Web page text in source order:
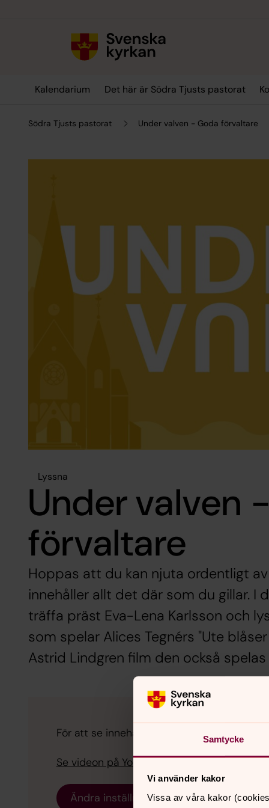
Samtycke
Vi använder kakor
Vissa av våra kakor
Kalendarium Det här är Södra Tjusts pastorat
Södra Tjusts pastorat Under valven - Goda förvaltare
Lyssna
Under valven
förvaltare
Hoppas att du kan njuta ordentligt
innehåller allt det där som du gillar. I
träffa präst Eva-Lena Karlsson och
som spelar Alices Tegnérs "Ute
Astrid Lindgren film den också spelas
För att se innehållet behöver du acceptera
Se videon på YouTube i stället.
Ändra inställningar